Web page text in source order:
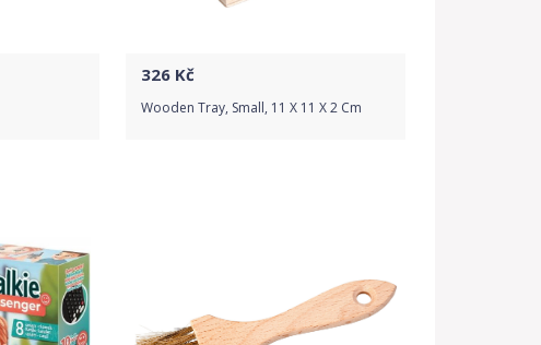
326 Kč
Wooden Tray, Small, 11 X 11 X 2 Cm